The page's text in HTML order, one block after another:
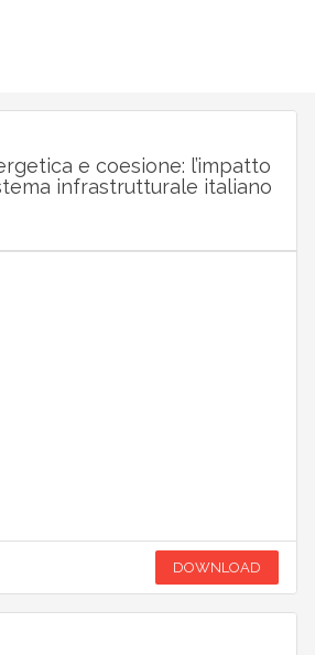
e coesione: l’impatto
infrastrutturale italiano
DOWNLOAD